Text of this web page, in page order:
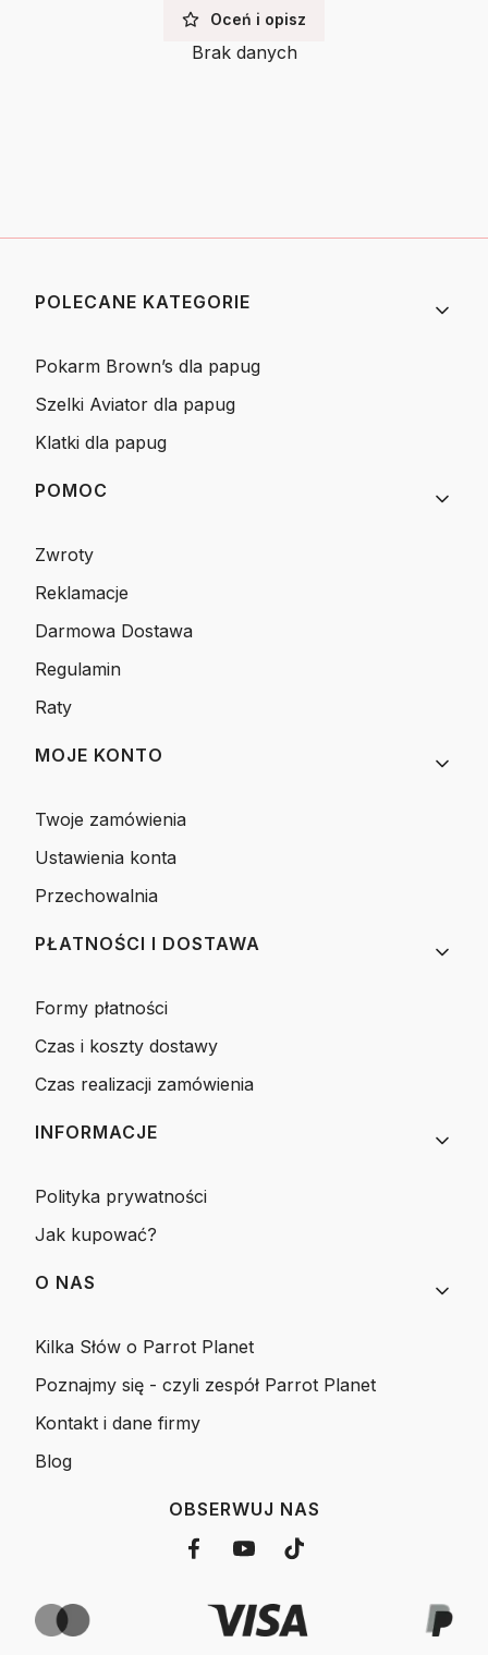
Oceń i opisz
Brak danych
Linki w stopce
POLECANE KATEGORIE
Pokarm Brown’s dla papug
Szelki Aviator dla papug
Klatki dla papug
POMOC
Zwroty
Reklamacje
Darmowa Dostawa
Regulamin
Raty
MOJE KONTO
Twoje zamówienia
Ustawienia konta
Przechowalnia
PŁATNOŚCI I DOSTAWA
Formy płatności
Czas i koszty dostawy
Czas realizacji zamówienia
INFORMACJE
Polityka prywatności
Jak kupować?
O NAS
Kilka Słów o Parrot Planet
Poznajmy się - czyli zespół Parrot Planet
Kontakt i dane firmy
Blog
OBSERWUJ NAS